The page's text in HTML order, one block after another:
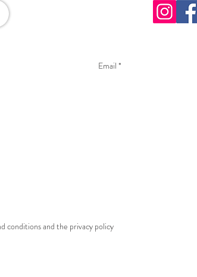
conditions and the privacy policy